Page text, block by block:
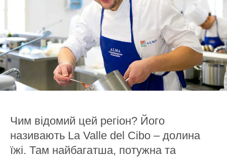
Чим відомий цей регіон? Його
називають La Valle del Cibo – долина
їжі. Там найбагатша, потужна та